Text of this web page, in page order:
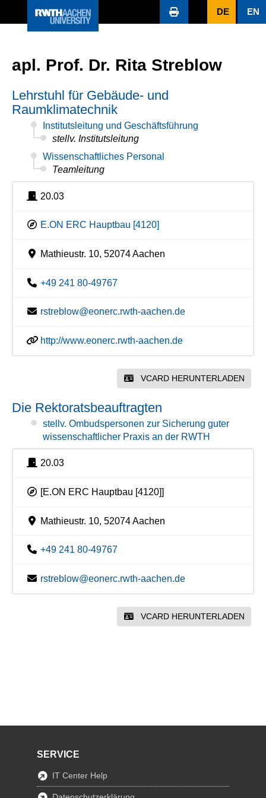
DE EN
apl. Prof. Dr. Rita Streblow
Lehrstuhl für Gebäude- und
Raumklimatechnik
Institutsleitung und Geschäftsführung
stellv. Institutsleitung
Wissenschaftliches Personal
Teamleitung
20.03
E.ON ERC Hauptbau [4120]
Mathieustr. 10, 52074 Aachen
+49 241 80-49767
rstreblow@eonerc.rwth-aachen.de
http://www.eonerc.rwth-aachen.de
VCARD HERUNTERLADEN
Die Rektoratsbeauftragten
stellv. Ombudspersonen zur Sicherung guter
wissenschaftlicher Praxis an der RWTH
20.03
[E.ON ERC Hauptbau [4120]]
Mathieustr. 10, 52074 Aachen
+49 241 80-49767
rstreblow@eonerc.rwth-aachen.de
VCARD HERUNTERLADEN
SERVICE
IT Center Help